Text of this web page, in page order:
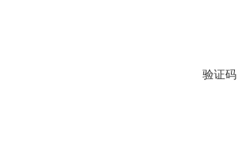
验证码